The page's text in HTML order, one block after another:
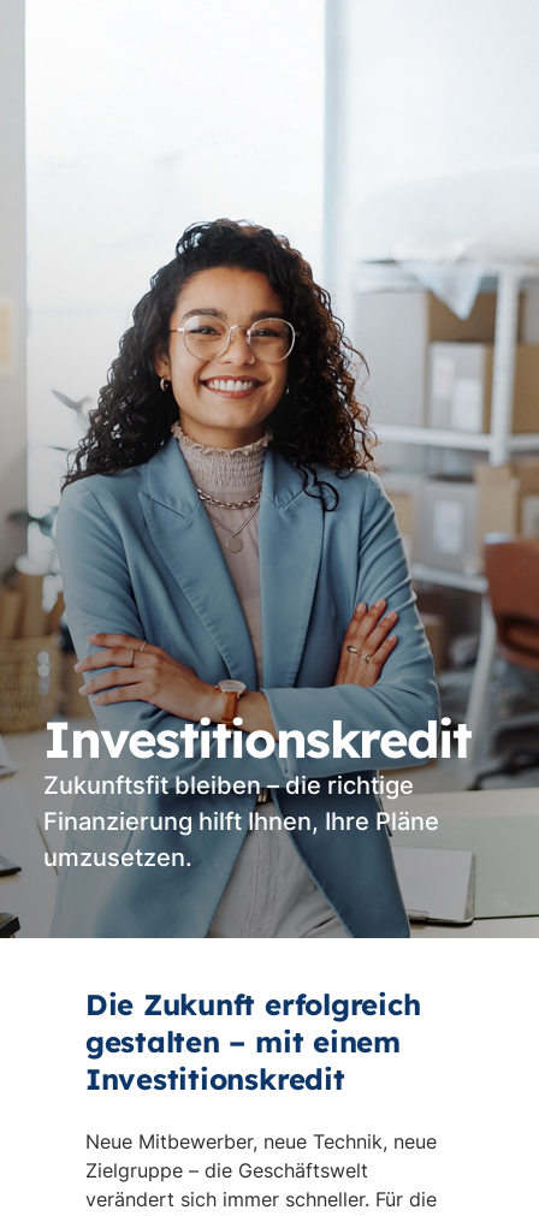
Investitionskredit
Zukunftsfit bleiben – die richtige
Finanzierung hilft Ihnen, Ihre Pläne
umzusetzen.
Die Zukunft erfolgreich
gestalten – mit einem
Investitionskredit
Neue Mitbewerber, neue Technik, neue
Zielgruppe – die Geschäftswelt
verändert sich immer schneller. Für die